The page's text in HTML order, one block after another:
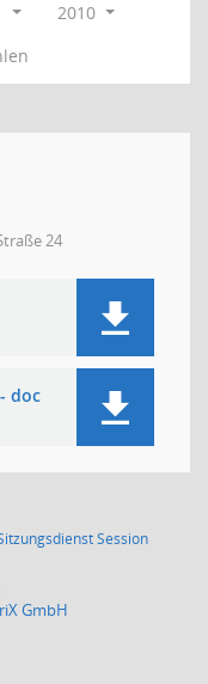
2010
24
doc
Session(Wird in
GmbH